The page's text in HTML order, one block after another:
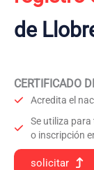
de
CERTIFICADO
Acredita el
Se utiliza
o inscripción
solicitar